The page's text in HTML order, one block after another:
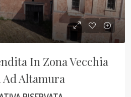
In Zona Vecchia
Altamura